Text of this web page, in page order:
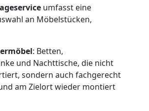
umfasst eine
an Möbelstücken,
: Betten,
und Nachttische, die nicht
sondern auch fachgerecht
am Zielort wieder montiert